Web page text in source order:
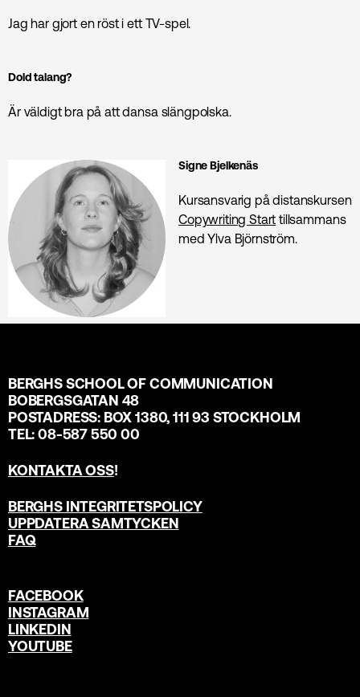
Jag har gjort en röst i ett TV-spel.
Dold talang?
Är väldigt bra på att dansa slängpolska.
Signe Bjelkenäs
Kursansvarig på distanskursen
Copywriting Start tillsammans
med Ylva Björnström.
BERGHS SCHOOL OF COMMUNICATION
BOBERGSGATAN 48
POSTADRESS: BOX 1380, 111 93 STOCKHOLM
TEL: 08-587 550 00
KONTAKTA OSS!
BERGHS INTEGRITETSPOLICY
UPPDATERA SAMTYCKEN
FAQ
FACEBOOK
INSTAGRAM
LINKEDIN
YOUTUBE